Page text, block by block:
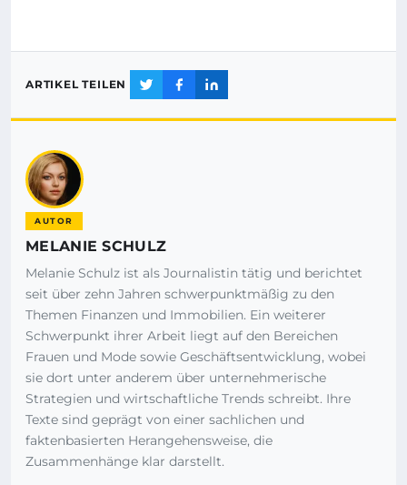
ARTIKEL TEILEN
AUTOR
MELANIE SCHULZ
Melanie Schulz ist als Journalistin tätig und berichtet
seit über zehn Jahren schwerpunktmäßig zu den
Themen Finanzen und Immobilien. Ein weiterer
Schwerpunkt ihrer Arbeit liegt auf den Bereichen
Frauen und Mode sowie Geschäftsentwicklung, wobei
sie dort unter anderem über unternehmerische
Strategien und wirtschaftliche Trends schreibt. Ihre
Texte sind geprägt von einer sachlichen und
faktenbasierten Herangehensweise, die
Zusammenhänge klar darstellt.